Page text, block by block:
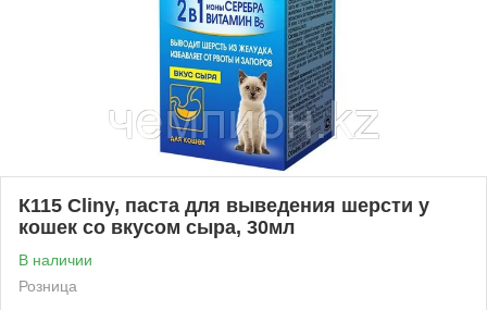
К115 Cliny, паста для выведения шерсти у
кошек со вкусом сыра, 30мл
В наличии
Розница